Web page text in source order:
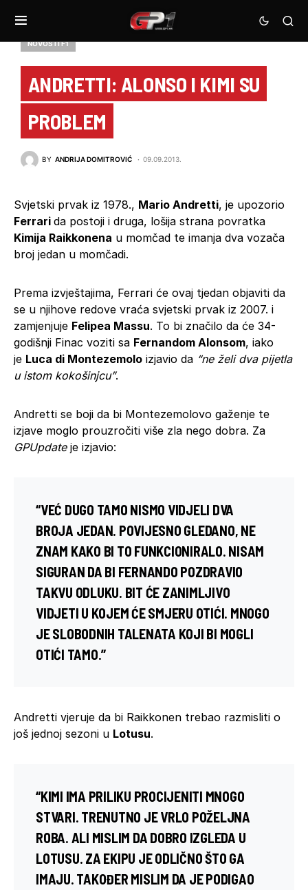
NOVOSTI F1
ANDRETTI: ALONSO I KIMI SU
PROBLEM
BY ANDRIJA DOMITROVIĆ 09.09.2013.
Svjetski prvak iz 1978., Mario Andretti, je upozorio
Ferrari da postoji i druga, lošija strana povratka
Kimija Raikkonena u momčad te imanja dva vozača
broj jedan u momčadi.
Prema izvještajima, Ferrari će ovaj tjedan objaviti da
se u njihove redove vraća svjetski prvak iz 2007. i
zamjenjuje Felipea Massu. To bi značilo da će 34-
godišnji Finac voziti sa Fernandom Alonsom, iako
je Luca di Montezemolo izjavio da “ne želi dva pijetla
u istom kokošinjcu”.
Andretti se boji da bi Montezemolovo gaženje te
izjave moglo prouzročiti više zla nego dobra. Za
GPUpdateje izjavio:
“VEĆ DUGO TAMO NISMO VIDJELI DVA
BROJA JEDAN. POVIJESNO GLEDANO, NE
ZNAM KAKO BI TO FUNKCIONIRALO. NISAM
SIGURAN DA BI FERNANDO POZDRAVIO
TAKVU ODLUKU. BIT ĆE ZANIMLJIVO
VIDJETI U KOJEM ĆE SMJERU OTIĆI. MNOGO
JE SLOBODNIH TALENATA KOJI BI MOGLI
OTIĆI TAMO.”
Andretti vjeruje da bi Raikkonen trebao razmisliti o
još jednoj sezoni u Lotusu.
“KIMI IMA PRILIKU PROCIJENITI MNOGO
STVARI. TRENUTNO JE VRLO POŽELJNA
ROBA. ALI MISLIM DA DOBRO IZGLEDA U
LOTUSU. ZA EKIPU JE ODLIČNO ŠTO GA
IMAJU. TAKOĐER MISLIM DA JE PODIGAO